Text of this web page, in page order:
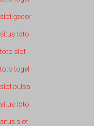
slot gacor
situs toto
toto slot
toto togel
slot pulsa
situs toto
situs slot